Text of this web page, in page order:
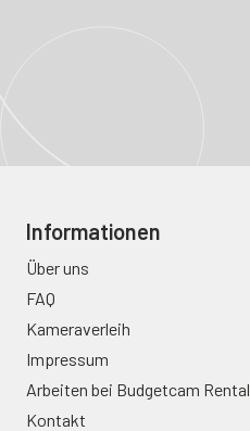
Informationen
Über uns
FAQ
Kameraverleih
Impressum
Arbeiten bei Budgetcam Rental
Kontakt